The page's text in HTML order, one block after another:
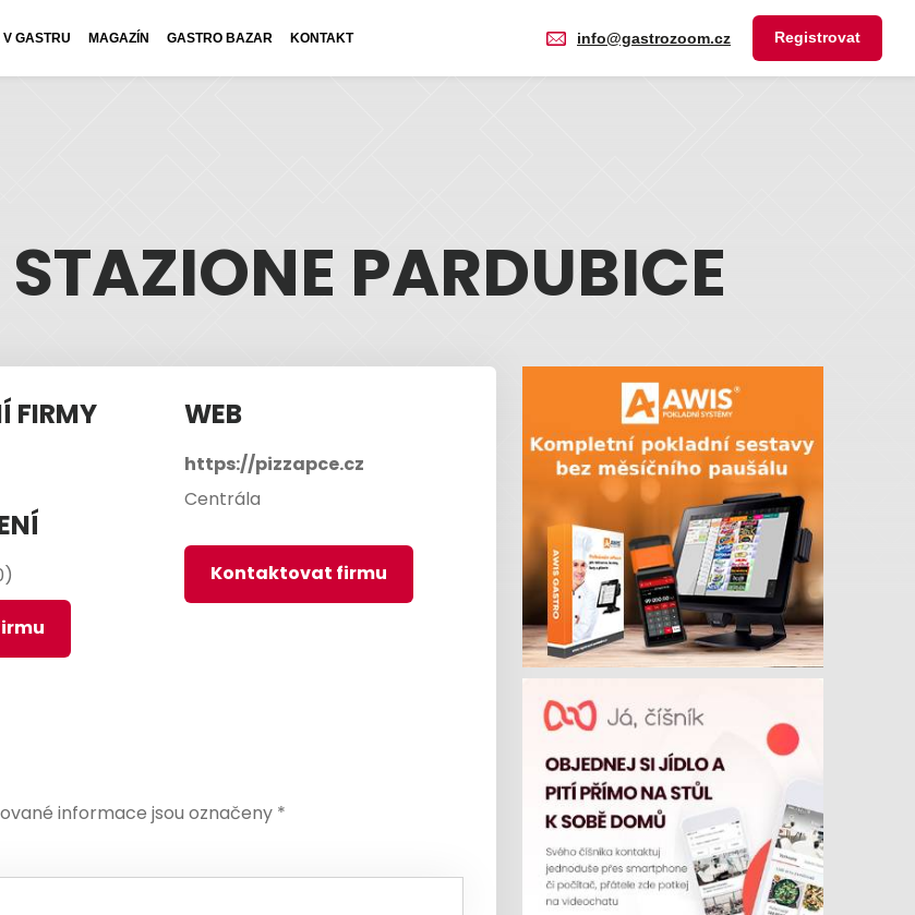
V GASTRU MAGAZÍN GASTRO BAZAR KONTAKT info@gastrozoom.cz Registrovat
PARDUBICE
FIRMY
)
WEB
https://pizzapce.cz
Centrála
Kontaktovat firmu
informace jsou označeny *